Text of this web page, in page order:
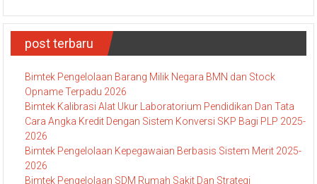
post terbaru
Bimtek Pengelolaan Barang Milik Negara BMN dan Stock
Opname Terpadu 2026
Bimtek Kalibrasi Alat Ukur Laboratorium Pendidikan Dan Tata
Cara Angka Kredit Dengan Sistem Konversi SKP Bagi PLP 2025-
2026
Bimtek Pengelolaan Kepegawaian Berbasis Sistem Merit 2025-
2026
Bimtek Pengelolaan SDM Rumah Sakit Dan Strategi